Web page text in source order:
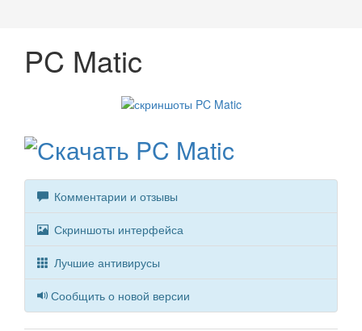
PC Matic
Комментарии и отзывы
Скриншоты интерфейса
Лучшие антивирусы
Сообщить о новой версии